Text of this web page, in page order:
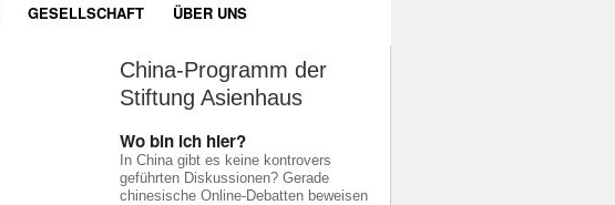
GESELLSCHAFT ÜBER UNS
China-Programm der
Stiftung Asienhaus
Wo bin ich hier?
In China gibt es keine kontrovers
geführten Diskussionen? Gerade
chinesische Online-Debatten beweisen